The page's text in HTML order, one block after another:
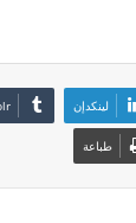
لينكدإن
طباعة